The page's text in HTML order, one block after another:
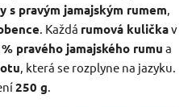
s pravým jamajským rumem,
. Každá rumová kuličkav
pravého jamajského rumu a
, která se rozplyne na jazyku.
250 g.